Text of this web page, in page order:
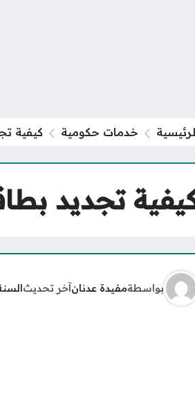
خدمات حكومية كيفية
تجديد
بواسطةمفيدة عدنانآخر تحديث